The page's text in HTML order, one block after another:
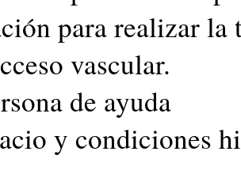
para realizar
vascular.
de ayuda
y condiciones